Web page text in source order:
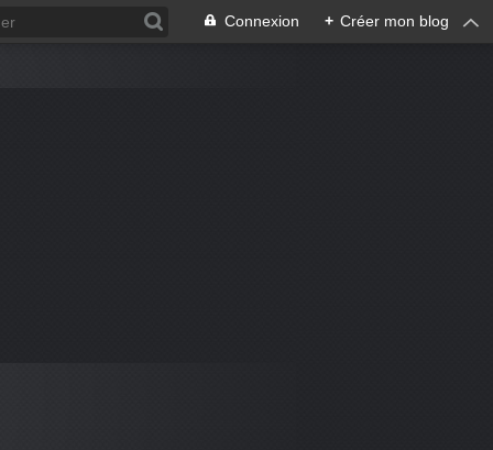
Connexion + Créer mon blog